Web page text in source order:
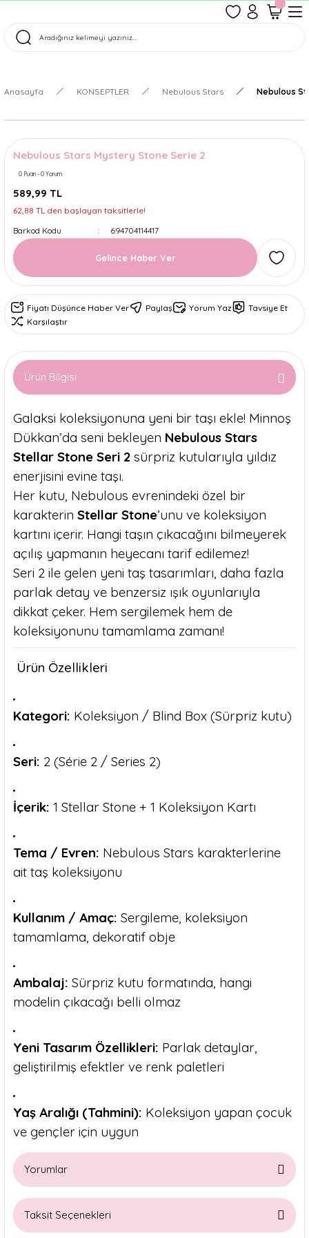
Tüm Siparişler Aynı Gün Kargoda!
Anasayfa KONSEPTLER Nebulous Stars Nebulous
Nebulous Stars Mystery Stone Serie 2
0 Puan - 0 Yorum
589,99 TL
62,88 TL den başlayan taksitlerle!
Barkod Kodu
694704114417
Gelince Haber Ver
Fiyatı Düşünce Haber Ver Paylaş Yorum Yaz
Tavsiye Et
Karşılaştır
Ürün Bilgisi
Galaksi koleksiyonuna yeni bir taşı ekle! Minnoş
Dükkan’da seni bekleyen Nebulous Stars
Stellar Stone Seri 2 sürpriz kutularıyla yıldız
enerjisini evine taşı.
Her kutu, Nebulous evrenindeki özel bir
karakterin Stellar Stone’unu ve koleksiyon
kartını içerir. Hangi taşın çıkacağını bilmeyerek
açılış yapmanın heyecanı tarif edilemez!
Seri 2 ile gelen yeni taş tasarımları, daha fazla
parlak detay ve benzersiz ışık oyunlarıyla
dikkat çeker. Hem sergilemek hem de
koleksiyonunu tamamlama zamanı!
Ürün Özellikleri
Kategori: Koleksiyon / Blind Box (Sürpriz kutu)
Seri: 2 (Série 2 / Series 2)
İçerik: 1 Stellar Stone + 1 Koleksiyon Kartı
Tema / Evren: Nebulous Stars karakterlerine
ait taş koleksiyonu
Kullanım / Amaç: Sergileme, koleksiyon
tamamlama, dekoratif obje
Ambalaj: Sürpriz kutu formatında, hangi
modelin çıkacağı belli olmaz
Yeni Tasarım Özellikleri: Parlak detaylar,
geliştirilmiş efektler ve renk paletleri
Yaş Aralığı (Tahmini): Koleksiyon yapan çocuk
ve gençler için uygun
Yorumlar
Taksit Seçenekleri